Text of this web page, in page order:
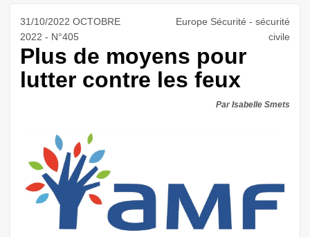
31/10/2022 OCTOBRE
2022 - N°405
Europe Sécurité - sécurité
civile
Plus de moyens pour
lutter contre les feux
Par Isabelle Smets